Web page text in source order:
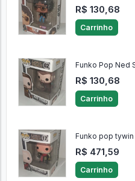
R$ 130,68
Carrinho
Funko Pop Ned
R$ 130,68
Carrinho
Funko pop
R$ 471,59
Carrinho